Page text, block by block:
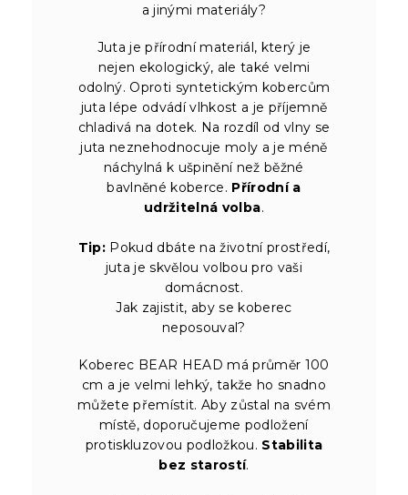
a jinými materiály?
Juta je přírodní materiál, který je
nejen ekologický, ale také velmi
odolný. Oproti syntetickým kobercům
juta lépe odvádí vlhkost a je příjemně
chladivá na dotek. Na rozdíl od vlny se
juta neznehodnocuje moly a je méně
náchylná k ušpinění než běžné
bavlněné koberce. Přírodní a
udržitelná volba.
Tip: Pokud dbáte na životní prostředí,
juta je skvělou volbou pro vaši
domácnost.
Jak zajistit, aby se koberec
neposouval?
Koberec BEAR HEAD má průměr 100
cm a je velmi lehký, takže ho snadno
můžete přemístit. Aby zůstal na svém
místě, doporučujeme podložení
protiskluzovou podložkou. Stabilita
bez starostí.